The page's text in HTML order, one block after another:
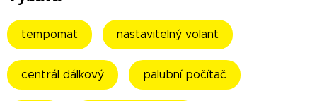
tempomat nastavitelný volant
centrál dálkový palubní počítač